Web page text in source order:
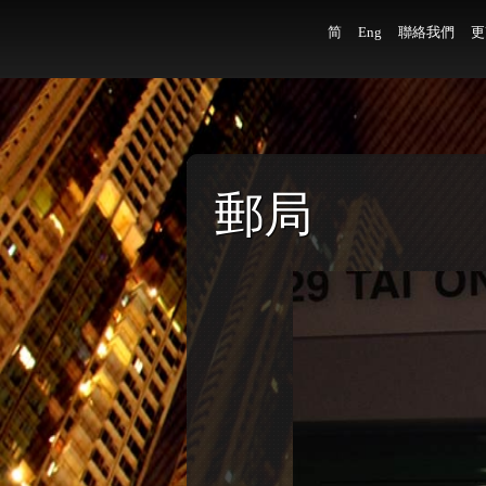
简 Eng 聯絡我們
郵局